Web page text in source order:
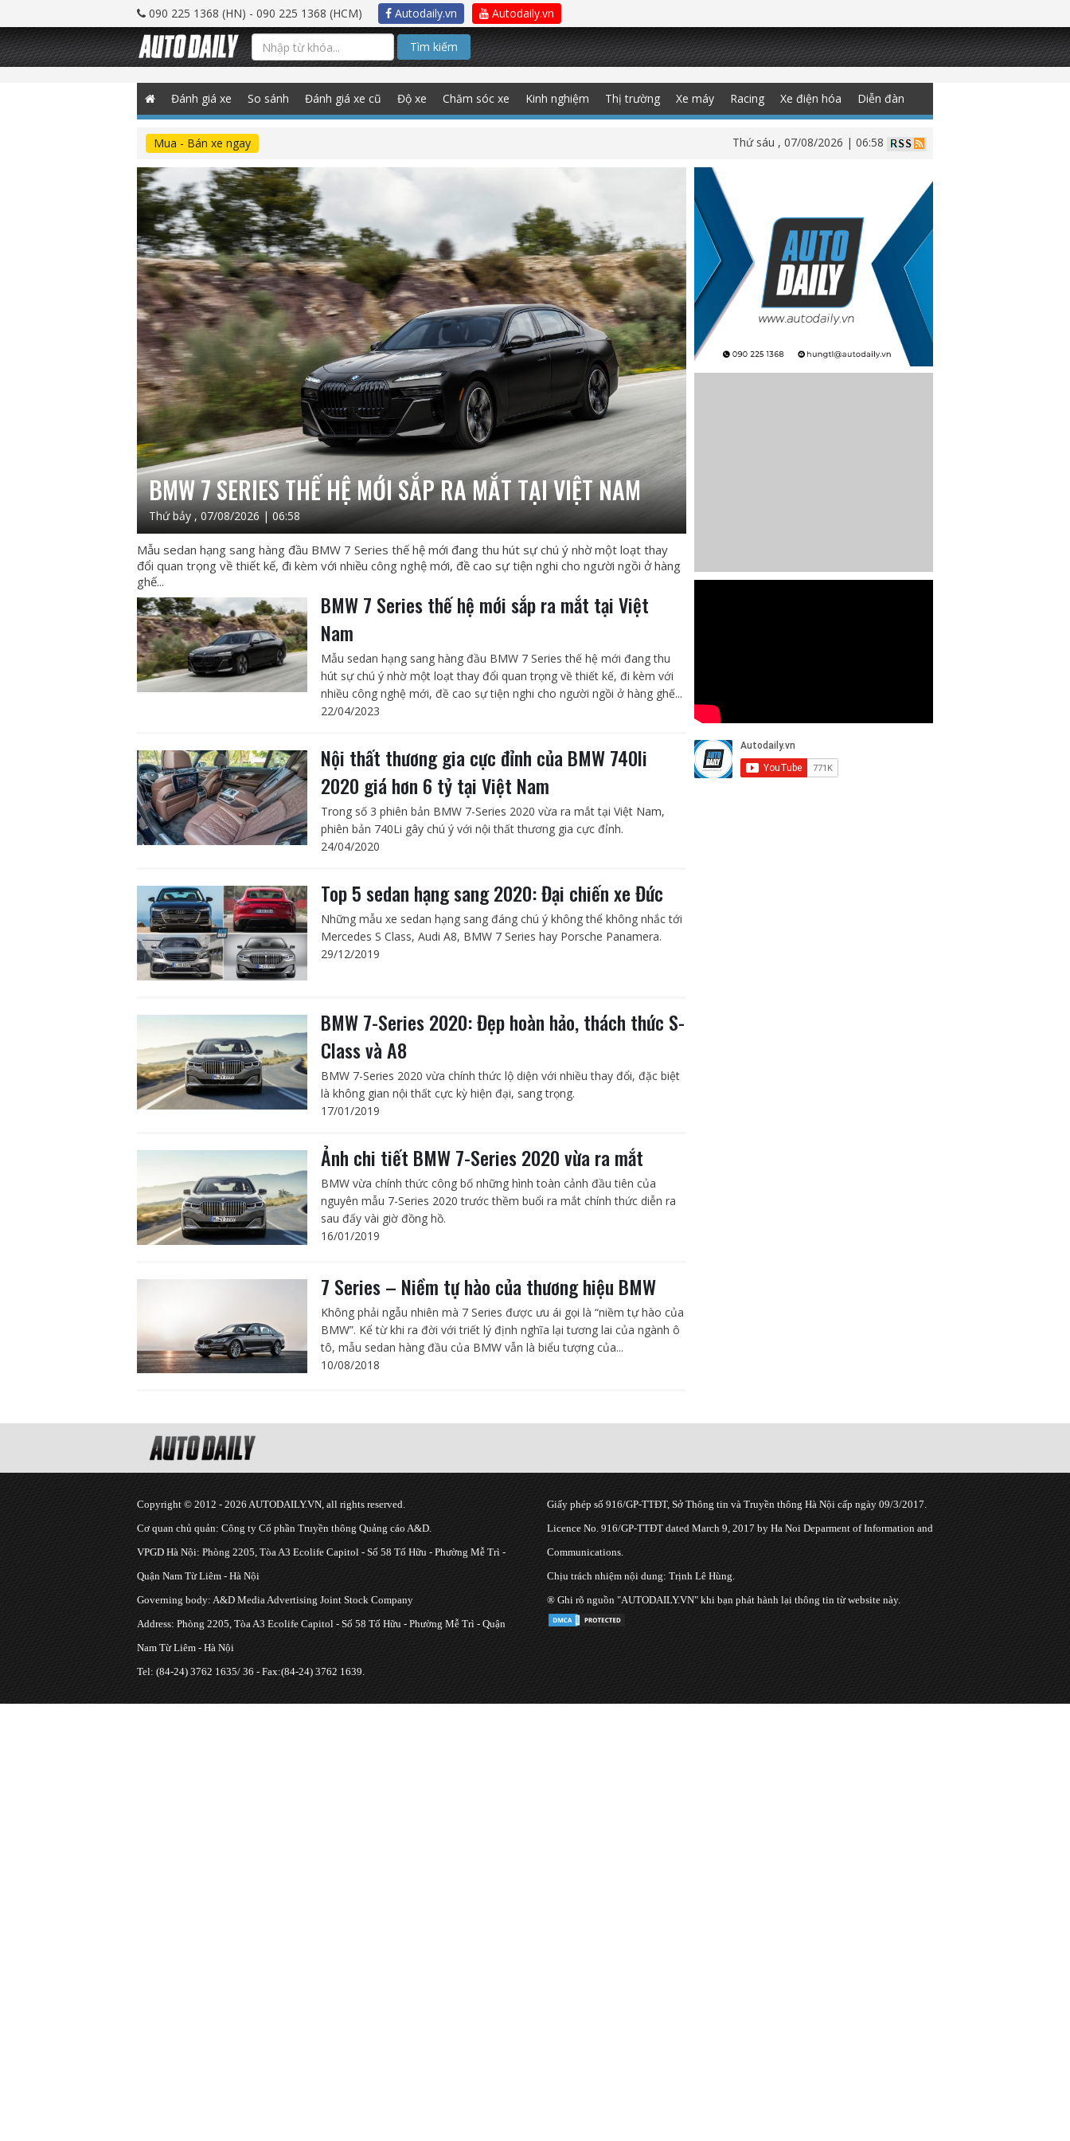
090 225 1368 (HN) - 090 225 1368 (HCM) Autodaily.vn Autodaily.vn
Tìm kiếm
Đánh giá xe So sánh Đánh giá xe cũ Độ xe Chăm sóc xe Kinh nghiệm Thị trường Xe máy Racing Xe điện hóa Diễn đàn
Mua - Bán xe ngay Thứ sáu , 07/08/2026 | 06:58
BMW 7 SERIES THẾ HỆ MỚI SẮP RA MẮT TẠI VIỆT NAM
Thứ bảy , 07/08/2026 | 06:58
Mẫu sedan hạng sang hàng đầu BMW 7 Series thế hệ mới đang thu hút sự chú ý nhờ một loạt thay
đổi quan trọng về thiết kế, đi kèm với nhiều công nghệ mới, đề cao sự tiện nghi cho người ngồi ở hàng
ghế...
BMW 7 Series thế hệ mới sắp ra mắt tại Việt
Nam
Mẫu sedan hạng sang hàng đầu BMW 7 Series thế hệ mới đang thu
hút sự chú ý nhờ một loạt thay đổi quan trọng về thiết kế, đi kèm với
nhiều công nghệ mới, đề cao sự tiện nghi cho người ngồi ở hàng ghế...
22/04/2023
Nội thất thương gia cực đỉnh của BMW 740li
2020 giá hơn 6 tỷ tại Việt Nam
Trong số 3 phiên bản BMW 7-Series 2020 vừa ra mắt tại Việt Nam,
phiên bản 740Li gây chú ý với nội thất thương gia cực đỉnh.
24/04/2020
Top 5 sedan hạng sang 2020: Đại chiến xe Đức
Những mẫu xe sedan hạng sang đáng chú ý không thể không nhắc tới
Mercedes S Class, Audi A8, BMW 7 Series hay Porsche Panamera.
29/12/2019
BMW 7-Series 2020: Đẹp hoàn hảo, thách thức S-
Class và A8
BMW 7-Series 2020 vừa chính thức lộ diện với nhiều thay đổi, đặc biệt
là không gian nội thất cực kỳ hiện đại, sang trọng.
17/01/2019
Ảnh chi tiết BMW 7-Series 2020 vừa ra mắt
BMW vừa chính thức công bố những hình toàn cảnh đầu tiên của
nguyên mẫu 7-Series 2020 trước thềm buổi ra mắt chính thức diễn ra
sau đấy vài giờ đồng hồ.
16/01/2019
7 Series – Niềm tự hào của thương hiệu BMW
Không phải ngẫu nhiên mà 7 Series được ưu ái gọi là “niềm tự hào của
BMW”. Kể từ khi ra đời với triết lý định nghĩa lại tương lai của ngành ô
tô, mẫu sedan hàng đầu của BMW vẫn là biểu tượng của...
10/08/2018
Copyright © 2012 - 2026 AUTODAILY.VN, all rights reserved.
Cơ quan chủ quản: Công ty Cổ phần Truyền thông Quảng cáo A&D.
VPGD Hà Nội: Phòng 2205, Tòa A3 Ecolife Capitol - Số 58 Tố Hữu - Phường Mễ Trì -
Quận Nam Từ Liêm - Hà Nội
Governing body: A&D Media Advertising Joint Stock Company
Address: Phòng 2205, Tòa A3 Ecolife Capitol - Số 58 Tố Hữu - Phường Mễ Trì - Quận
Nam Từ Liêm - Hà Nội
Tel: (84-24) 3762 1635/ 36 - Fax:(84-24) 3762 1639.
Giấy phép số 916/GP-TTĐT, Sở Thông tin và Truyền thông Hà Nội cấp ngày 09/3/2017.
Licence No. 916/GP-TTĐT dated March 9, 2017 by Ha Noi Deparment of Information and
Communications.
Chịu trách nhiệm nội dung: Trịnh Lê Hùng.
® Ghi rõ nguồn "AUTODAILY.VN" khi bạn phát hành lại thông tin từ website này.